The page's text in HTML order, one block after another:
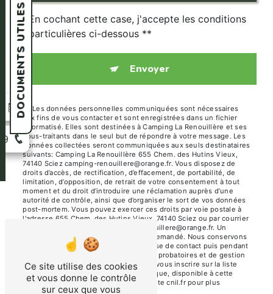
En cochant cette case, j'accepte les conditions
particulières ci-dessous **
Envoyer
** Les données personnelles communiquées sont nécessaires
aux fins de vous contacter et sont enregistrées dans un fichier
informatisé. Elles sont destinées à Camping La Renouillère et ses
sous-traitants dans le seul but de répondre à votre message. Les
données collectées seront communiquées aux seuls destinataires
suivants: Camping La Renouillère 655 Chem. des Hutins Vieux,
74140 Sciez camping-renouillere@orange.fr. Vous disposez de
droits d’accès, de rectification, d’effacement, de portabilité, de
limitation, d’opposition, de retrait de votre consentement à tout
moment et du droit d’introduire une réclamation auprès d’une
autorité de contrôle, ainsi que d’organiser le sort de vos données
post-mortem. Vous pouvez exercer ces droits par voie postale à
l'adresse 655 Chem. des Hutins Vieux, 74140 Sciez ou par courrier
électronique à l'adresse camping-renouillere@orange.fr. Un
justificatif d'identité pourra vous être demandé. Nous conservons
vos données pendant la période de prise de contact puis pendant
la durée de prescription légale aux fins probatoires et de gestion
des contentieux. Vous avez le droit de vous inscrire sur la liste
d'opposition au démarchage téléphonique, disponible à cette
adresse:Bloctel.gouv.fr. Consultez le site cnil.fr pour plus
d’informations sur vos droits.
DOCUMENTS UTILES
Ce site utilise des cookies
et vous donne le contrôle
sur ceux que vous